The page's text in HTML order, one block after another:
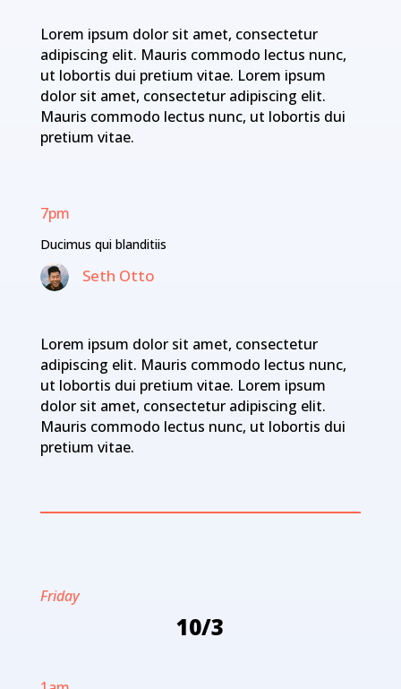
Lorem ipsum dolor sit amet, consectetur
adipiscing elit. Mauris commodo lectus nunc,
ut lobortis dui pretium vitae. Lorem ipsum
dolor sit amet, consectetur adipiscing elit.
Mauris commodo lectus nunc, ut lobortis dui
pretium vitae.
7pm
Ducimus qui blanditiis
Seth Otto
Lorem ipsum dolor sit amet, consectetur
adipiscing elit. Mauris commodo lectus nunc,
ut lobortis dui pretium vitae. Lorem ipsum
dolor sit amet, consectetur adipiscing elit.
Mauris commodo lectus nunc, ut lobortis dui
pretium vitae.
Friday
10/3